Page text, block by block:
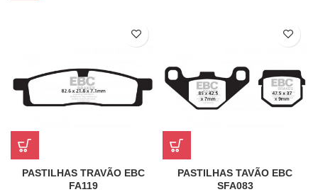
PASTILHAS TRAVÃO EBC
FA119
PASTILHAS TAVÃO EBC
SFA083